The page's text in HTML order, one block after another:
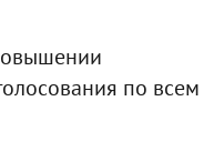
по всем